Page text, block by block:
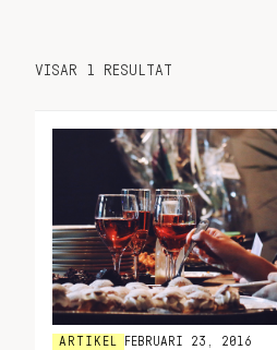
VISAR 1 RESULTAT
ARTIKEL FEBRUARI 23, 2016